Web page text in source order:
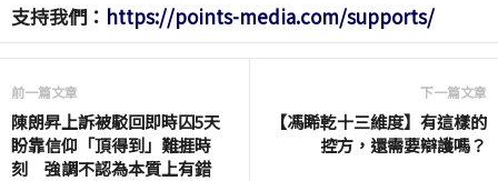
支持我們： https://points-media.com/supports/
前一篇文章
陳朗昇上訴被駁回即時囚5天
盼靠信仰「頂得到」難捱時
刻 強調不認為本質上有錯
下一篇文章
【馮睎乾十三維度】有這樣的
控方，還需要辯護嗎？